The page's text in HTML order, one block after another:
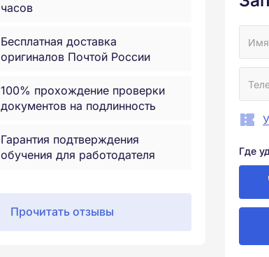
часов
Бесплатная доставка
оригиналов Почтой России
100% прохождение проверки
документов на подлинность
Гарантия подтверждения
обучения для работодателя
Прочитать отзывы
Где